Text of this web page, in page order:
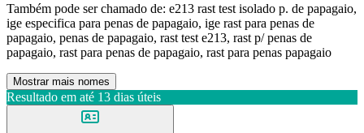
Também pode ser chamado de: e213 rast test isolado p. de papagaio,
ige especifica para penas de papagaio, ige rast para penas de
papagaio, penas de papagaio, rast test e213, rast p/ penas de
papagaio, rast para penas de papagaio, rast para penas papagaio
Mostrar mais nomes
Resultado em até 13 dias úteis